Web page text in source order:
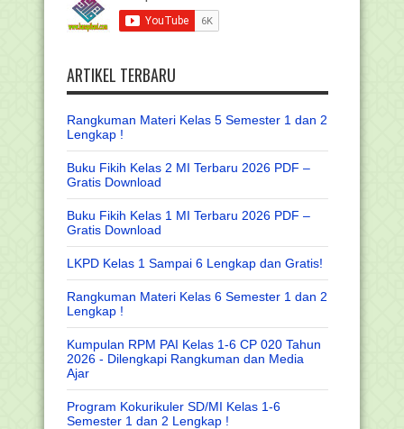
ARTIKEL TERBARU
Rangkuman Materi Kelas 5 Semester 1 dan 2
Lengkap !
Buku Fikih Kelas 2 MI Terbaru 2026 PDF –
Gratis Download
Buku Fikih Kelas 1 MI Terbaru 2026 PDF –
Gratis Download
LKPD Kelas 1 Sampai 6 Lengkap dan Gratis!
Rangkuman Materi Kelas 6 Semester 1 dan 2
Lengkap !
Kumpulan RPM PAI Kelas 1-6 CP 020 Tahun
2026 - Dilengkapi Rangkuman dan Media
Ajar
Program Kokurikuler SD/MI Kelas 1-6
Semester 1 dan 2 Lengkap !